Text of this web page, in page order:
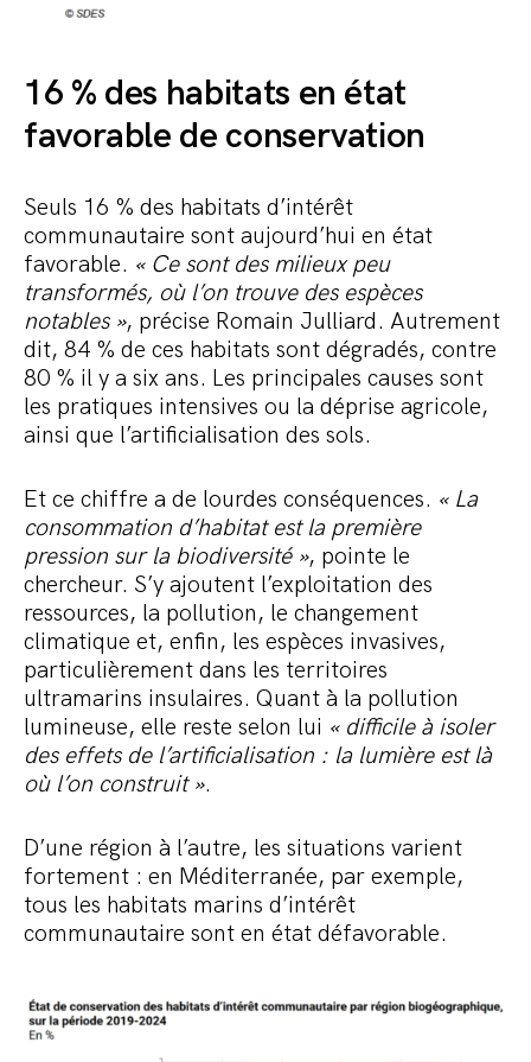
16 % des habitats en état
favorable de conservation
Seuls 16 % des habitats d’intérêt
communautaire sont aujourd’hui en état
favorable. « Ce sont des milieux peu
transformés, où l’on trouve des espèces
notables », précise Romain Julliard. Autrement
dit, 84 % de ces habitats sont dégradés, contre
80 % il y a six ans. Les principales causes sont
les pratiques intensives ou la déprise agricole,
ainsi que l’artificialisation des sols.
Et ce chiffre a de lourdes conséquences. « La
consommation d’habitat est la première
pression sur la biodiversité », pointe le
chercheur. S’y ajoutent l’exploitation des
ressources, la pollution, le changement
climatique et, enfin, les espèces invasives,
particulièrement dans les territoires
ultramarins insulaires. Quant à la pollution
lumineuse, elle reste selon lui « difficile à isoler
des effets de l’artificialisation : la lumière est là
où l’on construit ».
D’une région à l’autre, les situations varient
fortement : en Méditerranée, par exemple,
tous les habitats marins d’intérêt
communautaire sont en état défavorable.